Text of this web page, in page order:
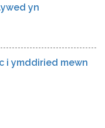
yn
i ymddiried mewn